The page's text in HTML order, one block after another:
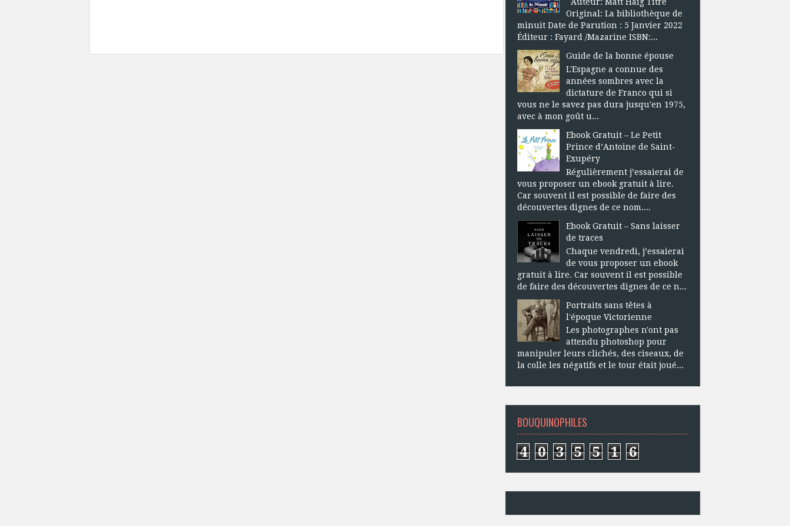
Original: La bibliothèque de
minuit Date de Parution : 5 Janvier 2022
Éditeur : Fayard /Mazarine ISBN:...
Guide de la bonne épouse
L'Espagne a connue des
années sombres avec la
dictature de Franco qui si
vous ne le savez pas dura jusqu'en 1975,
avec à mon goût u...
Ebook Gratuit – Le Petit
Prince d’Antoine de Saint-
Exupéry
Régulièrement j’essaierai de
vous proposer un ebook gratuit à lire.
Car souvent il est possible de faire des
découvertes dignes de ce nom....
Ebook Gratuit – Sans laisser
de traces
Chaque vendredi, j’essaierai
de vous proposer un ebook
gratuit à lire. Car souvent il est possible
de faire des découvertes dignes de ce n...
Portraits sans têtes à
l'époque Victorienne
Les photographes n'ont pas
attendu photoshop pour
manipuler leurs clichés, des ciseaux, de
la colle les négatifs et le tour était joué...
BOUQUINOPHILES
4 0 3 5 5 1 6